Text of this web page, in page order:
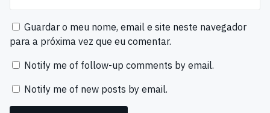
Guardar o meu nome, email e site neste navegador
para a próxima vez que eu comentar.
Notify me of follow-up comments by email.
Notify me of new posts by email.